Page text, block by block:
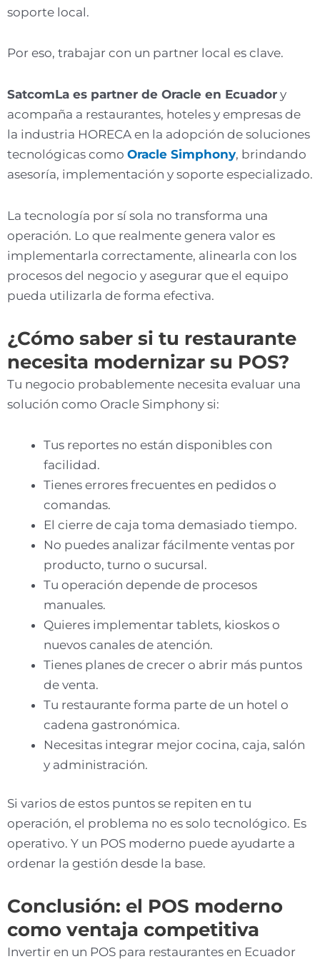
soporte local.
Por eso, trabajar con un partner local es clave.
SatcomLa es partner de Oracle en Ecuador y
acompaña a restaurantes, hoteles y empresas de
la industria HORECA en la adopción de soluciones
tecnológicas como Oracle Simphony, brindando
asesoría, implementación y soporte especializado.
La tecnología por sí sola no transforma una
operación. Lo que realmente genera valor es
implementarla correctamente, alinearla con los
procesos del negocio y asegurar que el equipo
pueda utilizarla de forma efectiva.
¿Cómo saber si tu restaurante
necesita modernizar su POS?
Tu negocio probablemente necesita evaluar una
solución como Oracle Simphony si:
Tus reportes no están disponibles con
facilidad.
Tienes errores frecuentes en pedidos o
comandas.
El cierre de caja toma demasiado tiempo.
No puedes analizar fácilmente ventas por
producto, turno o sucursal.
Tu operación depende de procesos
manuales.
Quieres implementar tablets, kioskos o
nuevos canales de atención.
Tienes planes de crecer o abrir más puntos
de venta.
Tu restaurante forma parte de un hotel o
cadena gastronómica.
Necesitas integrar mejor cocina, caja, salón
y administración.
Si varios de estos puntos se repiten en tu
operación, el problema no es solo tecnológico. Es
operativo. Y un POS moderno puede ayudarte a
ordenar la gestión desde la base.
Conclusión: el POS moderno
como ventaja competitiva
Invertir en un POS para restaurantes en Ecuador